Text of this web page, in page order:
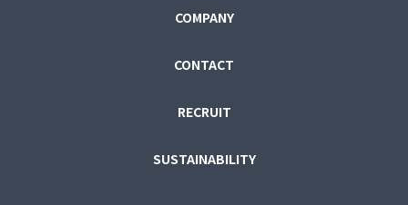
COMPANY
CONTACT
RECRUIT
SUSTAINABILITY